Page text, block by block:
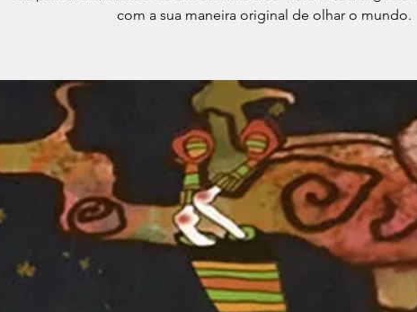
com a sua maneira original de olhar o mundo.